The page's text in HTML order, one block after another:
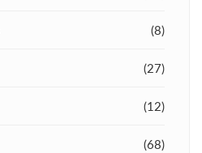
(8)
(27)
(12)
(68)